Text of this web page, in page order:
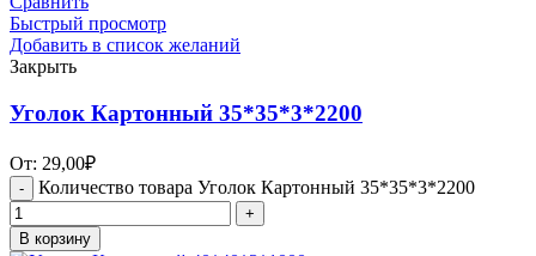
Быстрый просмотр
Добавить в список желаний
Закрыть
Уголок Картонный 35*35*3*2200
От: 29,00₽
Количество товара Уголок Картонный 35*35*3*2200
В корзину